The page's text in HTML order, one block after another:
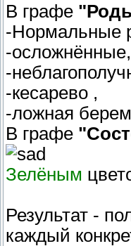
В графе
-Нормальные
-осложнённые,
-
-кесарево ,
-ложная
В графе
Зелёным
Результат -
каждый